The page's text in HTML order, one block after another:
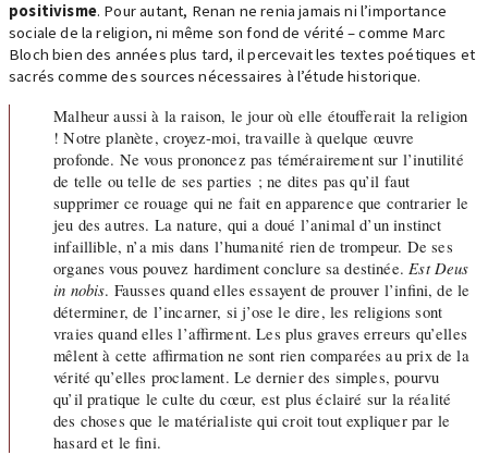
positivisme. Pour autant, Renan ne renia jamais ni l’importance
sociale de la religion, ni même son fond de vérité – comme Marc
Bloch bien des années plus tard, il percevait les textes poétiques et
sacrés comme des sources nécessaires à l’étude historique.
Malheur aussi à la raison, le jour où elle étoufferait la religion
! Notre planète, croyez-moi, travaille à quelque œuvre
profonde. Ne vous prononcez pas témérairement sur l’inutilité
de telle ou telle de ses parties ; ne dites pas qu’il faut
supprimer ce rouage qui ne fait en apparence que contrarier le
jeu des autres. La nature, qui a doué l’animal d’un instinct
infaillible, n’a mis dans l’humanité rien de trompeur. De ses
organes vous pouvez hardiment conclure sa destinée.Est Deus
in nobis. Fausses quand elles essayent de prouver l’infini, de le
déterminer, de l’incarner, si j’ose le dire, les religions sont
vraies quand elles l’affirment. Les plus graves erreurs qu’elles
mêlent à cette affirmation ne sont rien comparées au prix de la
vérité qu’elles proclament. Le dernier des simples, pourvu
qu’il pratique le culte du cœur, est plus éclairé sur la réalité
des choses que le matérialiste qui croit tout expliquer par le
hasard et le fini.